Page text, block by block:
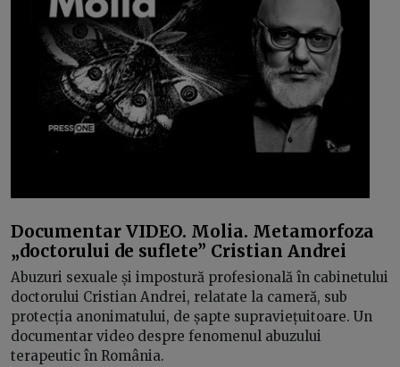
Documentar VIDEO. Molia. Metamorfoza
„doctorului de suflete” Cristian Andrei
Abuzuri sexuale și impostură profesională în cabinetului
doctorului Cristian Andrei, relatate la cameră, sub
protecția anonimatului, de șapte supraviețuitoare. Un
documentar video despre fenomenul abuzului
terapeutic în România.